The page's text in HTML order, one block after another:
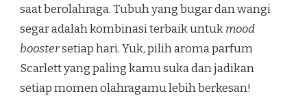
saat berolahraga. Tubuh yang bugar dan wangi
segar adalah kombinasi terbaik untukmood
boostersetiap hari. Yuk, pilih aroma parfum
Scarlett yang paling kamu suka dan jadikan
setiap momen olahragamu lebih berkesan!